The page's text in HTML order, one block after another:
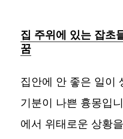
집 주위에 있는 잡초
꿈
집안에 안 좋은 일이
기분이 나쁜 흉몽입
에서 위태로운 상황